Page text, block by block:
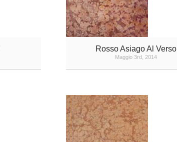
Rosso Asiago Al Verso
Maggio 3rd, 2014